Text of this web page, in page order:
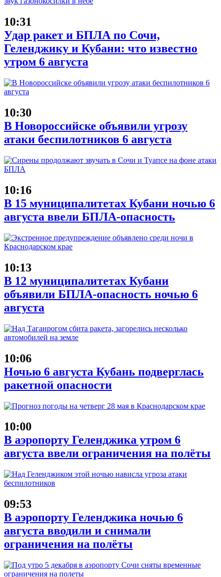
10:31
Удар ракет и БПЛА по Сочи,
Геленджику и Кубани: что известно
утром 6 августа
10:30
В Новороссийске объявили угрозу
атаки беспилотников 6 августа
10:16
В 15 муниципалитетах Кубани ночью 6
августа ввели БПЛА-опасность
10:13
В 12 муниципалитетах Кубани
объявили БПЛА-опасность ночью 6
августа
10:06
Ночью 6 августа Кубань подверглась
ракетной опасности
10:00
В аэропорту Геленджика утром 6
августа ввели ограничения на полёты
09:53
В аэропорту Геленджика ночью 6
августа вводили и снимали
ограничения на полёты